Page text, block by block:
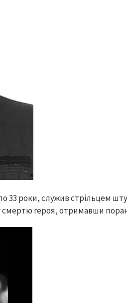
33 роки, служив стрільцем
героя, отримавши